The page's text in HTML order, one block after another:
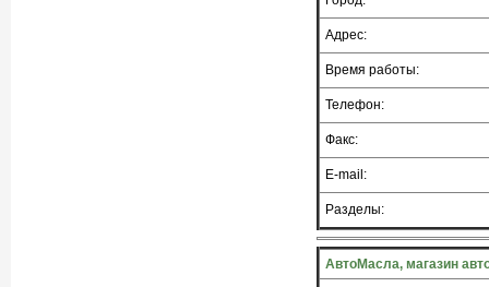
Адрес:
Время работы:
Телефон:
Факс:
E-mail:
Разделы:
АвтоМасла, магазин